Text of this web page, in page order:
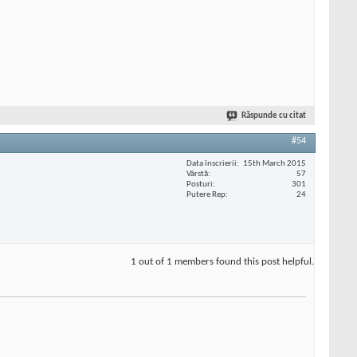
Răspunde cu citat
#54
Data înscrierii
15th March 2015
Vârstă
57
Posturi
301
Putere Rep
24
1 out of 1 members found this post helpful.